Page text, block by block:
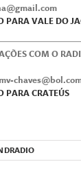
PARA VALE DO
COM O
mv-
PARA CRATEÚS